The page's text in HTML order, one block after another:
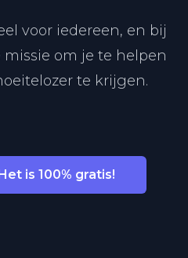
voor iedereen, en bij
missie om je te helpen
te krijgen.
is 100% gratis!